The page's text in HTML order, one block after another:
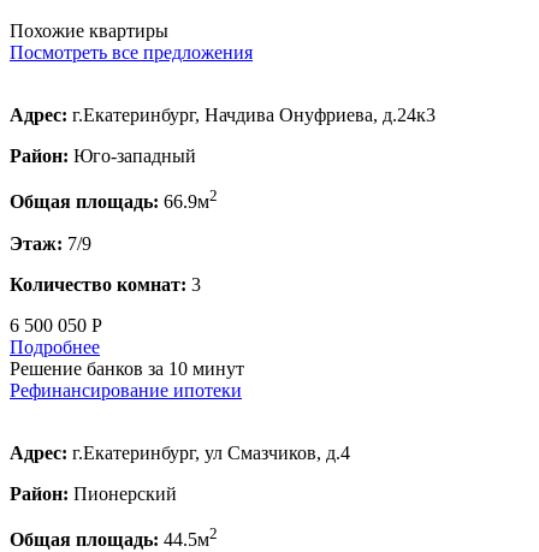
Похожие квартиры
Посмотреть все предложения
Адрес: г.Екатеринбург, Начдива Онуфриева, д.24к3
Район: Юго-западный
Общая площадь: 66.9м2
Этаж: 7/9
Количество комнат: 3
6 500 050 Р
Подробнее
Решение банков за 10 минут
Рефинансирование ипотеки
Адрес: г.Екатеринбург, ул Смазчиков, д.4
Район: Пионерский
Общая площадь: 44.5м2